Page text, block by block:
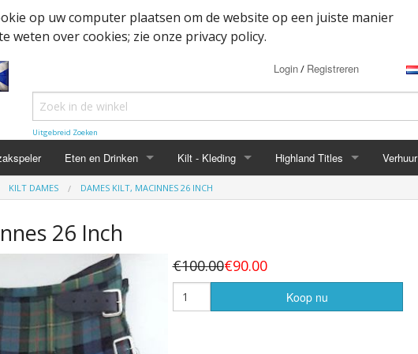
op uw computer plaatsen om de website op een juiste manier
weten over cookies; zie onze privacy policy.
Login/ Registreren
Uitgebreid Zoeken
accessoires
Oud
Eten en Drinken
Haggis
IRN-BRU
Mokken
Whisky
Kilt - Kleding
Belted kilt - Great kilt
Cape
Dutch Friendship Tartan producten
Highland Titles Verhuur
KILT DAMES DAMES KILT, MACINNES 26 INCH
26 Inch
€100.00€90.00
Koop nu